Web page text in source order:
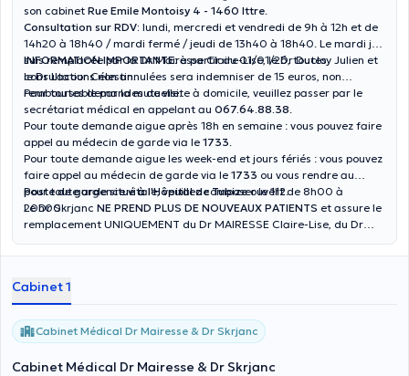
son cabinet Rue Emile Montoisy 4 - 1460 Ittre.
Consultation sur RDV: lundi, mercredi et vendredi de 9h à 12h et de
14h20 à 18h40 /mardi fermé / jeudi de 13h40 à 18h40. Le mardi je
suis remplacée par la Dr Mairesse Claire-Lise, le Dr Ducloy Julien et
le Dr Lacour Célestin.
INFORMATION IMPORTANTE:à partir du 01/01/26, toutes
consultations non annulées sera indemniser de 15 euros, non
remboursable par la mutuelle.
Pour toutes demandes de visite à domicile, veuillez passer par le
secrétariat médical en appelant au 067.64.88.38.
Pour toute demande aigue après 18h en semaine : vous pouvez faire
appel au médecin de garde via le 1733.
Pour toute demande aigue les week-end et jours fériés : vous pouvez
faire appel au médecin de garde via le 1733 ou vous rendre au
poste de garde situé à l'Hôpital de Tubizeouvert de 8h00 à
20h00.
Pour toute urgence vitale, veuillez composer le112.
Le Dr Skrjanc NE PREND PLUS DE NOUVEAUX PATIENTS et assure le
remplacement UNIQUEMENT du Dr MAIRESSE Claire-Lise, du Dr
compréhension
Cabinet 1
Cabinet Médical Dr Mairesse & Dr Skrjanc
Cabinet Médical Dr Mairesse & Dr Skrjanc